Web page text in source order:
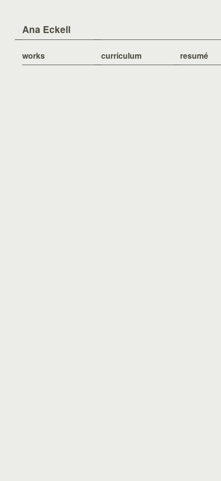
Ana Eckell
works currículum resumé